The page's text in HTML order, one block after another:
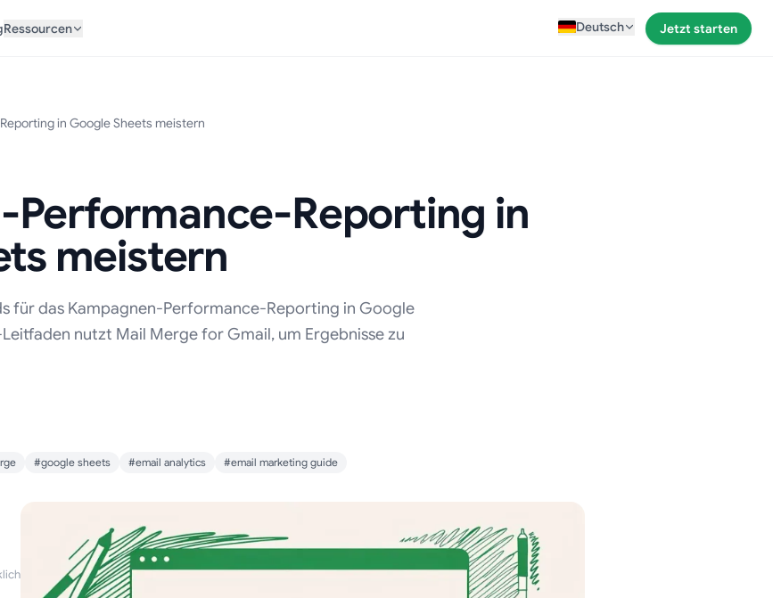
Ressourcen Deutsch Jetzt starten
in Google Sheets meistern
Performance-Reporting in
meistern
für das Kampagnen-Performance-Reporting in Google
nutzt Mail Merge for Gmail, um Ergebnisse zu
#google sheets #email analytics #email marketing guide